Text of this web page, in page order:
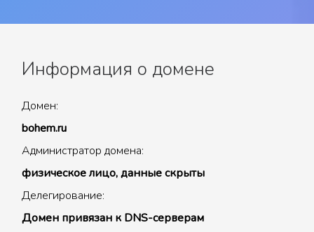
Информация о домене
Домен:
bohem.ru
Администратор домена:
физическое лицо, данные скрыты
Делегирование:
Домен привязан к DNS-серверам